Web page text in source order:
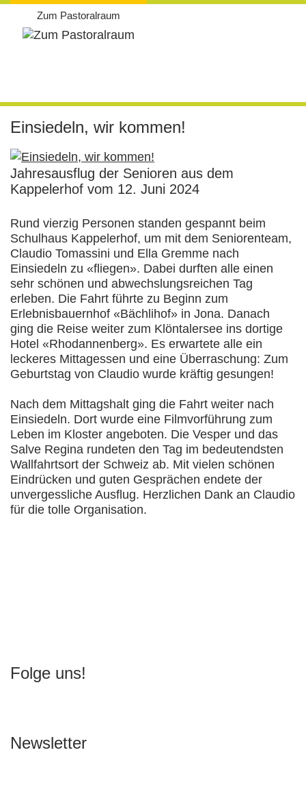
Weiter
zum
Zum Pastoralraum
Einsiedeln, wir kommen!
Jahresausflug der Senioren aus dem
Kappelerhof vom 12. Juni 2024
Rund vierzig Personen standen gespannt beim
Schulhaus Kappelerhof, um mit dem Seniorenteam,
Claudio Tomassini und Ella Gremme nach
Einsiedeln zu «fliegen». Dabei durften alle einen
sehr schönen und abwechslungsreichen Tag
erleben. Die Fahrt führte zu Beginn zum
Erlebnisbauernhof «Bächlihof» in Jona. Danach
ging die Reise weiter zum Klöntalersee ins dortige
Hotel «Rhodannenberg». Es erwartete alle ein
leckeres Mittagessen und eine Überraschung: Zum
Geburtstag von Claudio wurde kräftig gesungen!
Nach dem Mittagshalt ging die Fahrt weiter nach
Einsiedeln. Dort wurde eine Filmvorführung zum
Leben im Kloster angeboten. Die Vesper und das
Salve Regina rundeten den Tag im bedeutendsten
Wallfahrtsort der Schweiz ab. Mit vielen schönen
Eindrücken und guten Gesprächen endete der
unvergessliche Ausflug. Herzlichen Dank an Claudio
für die tolle Organisation.
Folge uns!
Newsletter